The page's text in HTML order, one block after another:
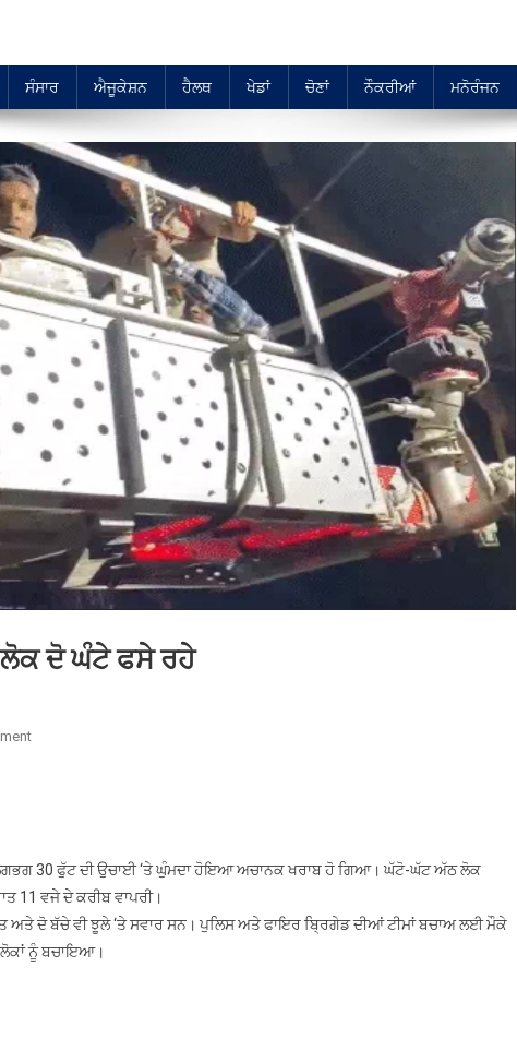
ਸੰਸਾਰ ਐਜੂਕੇਸ਼ਨ ਹੈਲਥ ਖੇਡਾਂ ਚੋਣਾਂ ਨੌਕਰੀਆਂ ਮਨੋਰੰਜਨ
ਲੋਕ ਦੋ ਘੰਟੇ ਫਸੇ ਰਹੇ
On
‘ਤੇ
ਝੂਲਾ
ਲੋਕ
ਲਗਭਗ 30 ਫੁੱਟ ਦੀ ਉਚਾਈ ‘ਤੇ ਘੁੰਮਦਾ ਹੋਇਆ ਅਚਾਨਕ ਖਰਾਬ ਹੋ ਗਿਆ। ਘੱਟੋ-ਘੱਟ ਅੱਠ ਲੋਕ
11 ਵਜੇ ਦੇ ਕਰੀਬ ਵਾਪਰੀ।
ਦੋ ਬੱਚੇ ਵੀ ਝੂਲੇ ‘ਤੇ ਸਵਾਰ ਸਨ। ਪੁਲਿਸ ਅਤੇ ਫਾਇਰ ਬ੍ਰਿਗੇਡ ਦੀਆਂ ਟੀਮਾਂ ਬਚਾਅ ਲਈ ਮੌਕੇ
ਲੋਕਾਂ ਨੂੰ ਬਚਾਇਆ।